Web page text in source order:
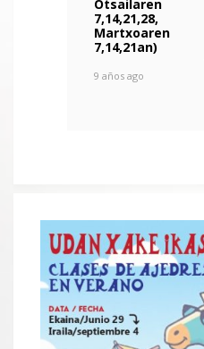
Otsailaren
7,14,21,28,
Martxoaren
7,14,21an)
9 años ago